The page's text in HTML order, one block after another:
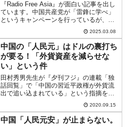
『Radio Free Asia』が面白い記事を出し
ています。中国共産党が「雷鋒に学べ」
というキャンペーンを行っているが、全
く国民には響かない――という内容なの
ですが、そりゃそうでしょう。↑一番雷鋒
さん、中央が習近平さん、右が毛沢東さ
んです...
2025.03.08
中国の「人民元」はドルの裏打ち
が要る！「外貨資産を減らせな
い」という件
田村秀男先生が『夕刊フジ』の連載「独
話回覧」で「中国の習近平政権が外貨流
出で追い込まれている」という指摘をさ
れています。このお話の背景には、中国
の通貨「人民元」の特殊性があります。
以前からご紹介しているとおり人民元と
いうのはヘンな通貨で、入...
2020.09.15
中国「人民元安」が止まらない。